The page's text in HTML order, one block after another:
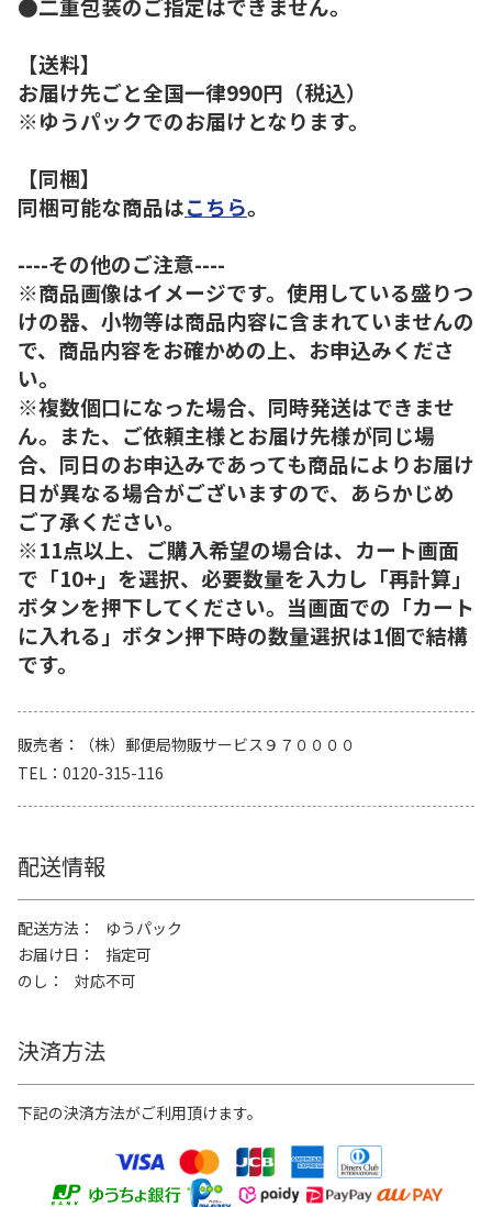
【送料】
お届け先ごと全国一律990円（税込）
※ゆうパックでのお届けとなります。
【同梱】
同梱可能な商品はこちら。
----その他のご注意----
※商品画像はイメージです。使用している盛りつ
けの器、小物等は商品内容に含まれていませんの
で、商品内容をお確かめの上、お申込みくださ
い。
※複数個口になった場合、同時発送はできませ
ん。また、ご依頼主様とお届け先様が同じ場
合、同日のお申込みであっても商品によりお届け
日が異なる場合がございますので、あらかじめ
ご了承ください。
※11点以上、ご購入希望の場合は、カート画面
で「10+」を選択、必要数量を入力し「再計算」
ボタンを押下してください。当画面での「カート
に入れる」ボタン押下時の数量選択は1個で結構
です。
販売者
（株）郵便局物販サービス９７００００
TEL
0120-315-116
配送情報
配送方法
ゆうパック
お届け日
指定可
のし
対応不可
決済方法
下記の決済方法がご利用頂けます。